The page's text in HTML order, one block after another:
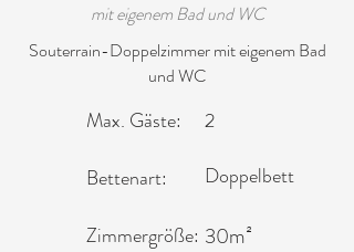
mit eigenem Bad und WC
Souterrain-Doppelzimmer mit eigenem Bad
und WC
Max. Gäste:
Bettenart:
Zimmergröße:
2
Doppelbett
30m²